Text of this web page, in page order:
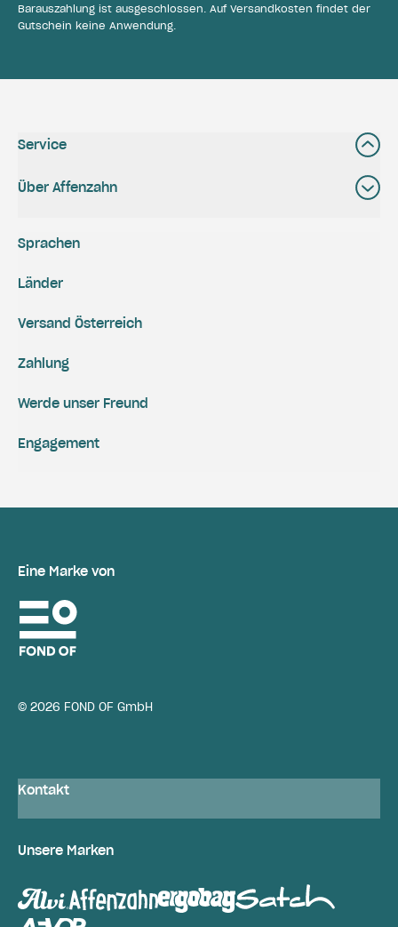
Barauszahlung ist ausgeschlossen. Auf Versandkosten findet der
Gutschein keine Anwendung.
Service
Über Affenzahn
Versand Österreich
Zahlung
Engagement
Werde unser Freund
Sprachen
Länder
Eine Marke von
© 2026 FOND OF GmbH
Kontakt
Unsere Marken